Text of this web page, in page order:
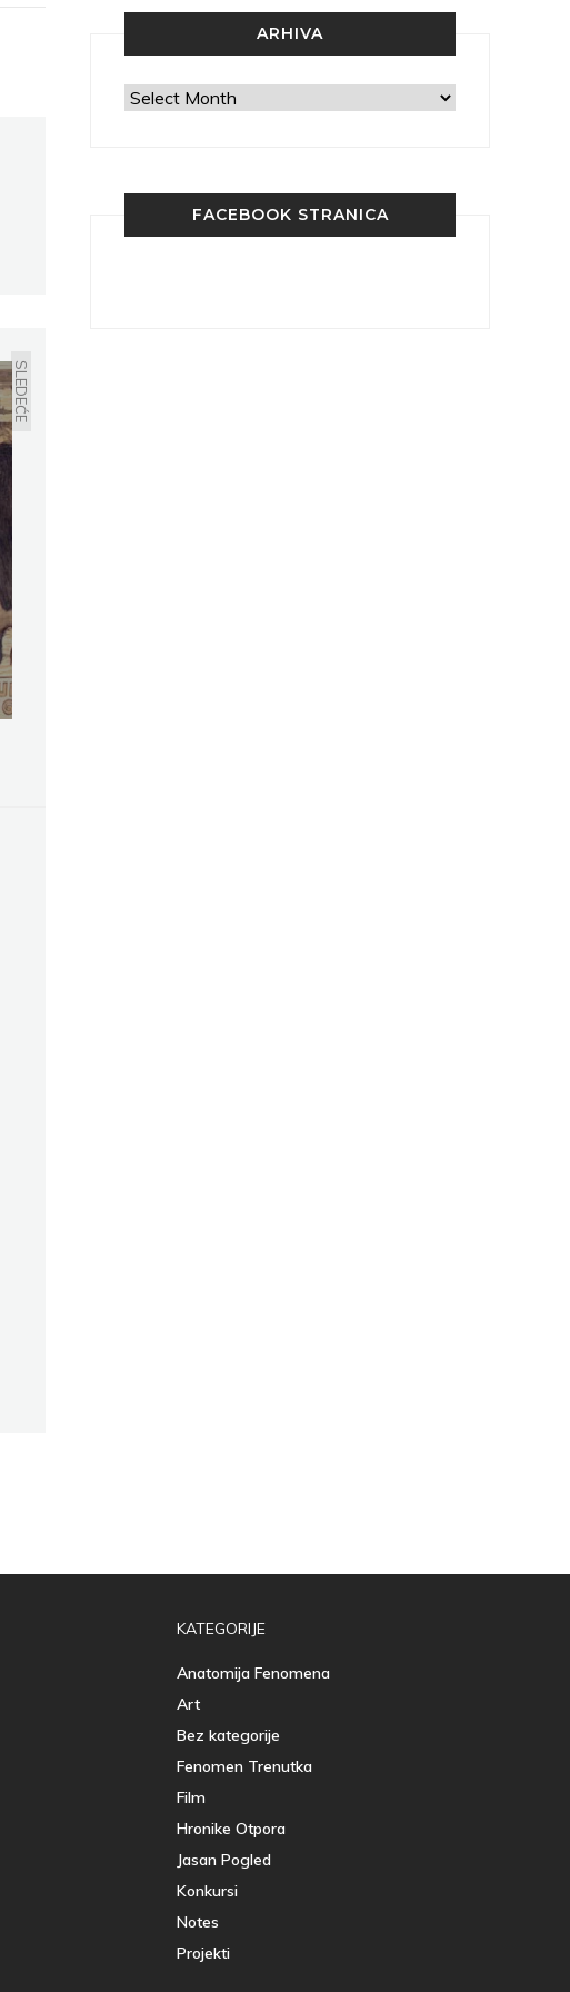
SLEDEĆE
ARHIVA
Arhiva
FACEBOOK STRANICA
KATEGORIJE
Anatomija Fenomena
Art
Bez kategorije
Fenomen Trenutka
Film
Hronike Otpora
Jasan Pogled
Konkursi
Notes
Projekti